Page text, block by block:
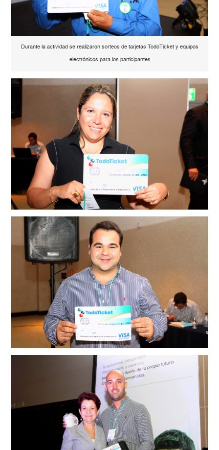
Durante la actividad se realizaron sorteos de tarjetas TodoTicket y equipos
electrónicos para los participantes